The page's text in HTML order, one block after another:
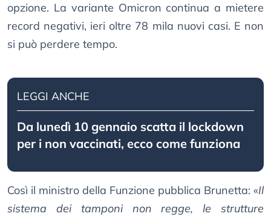
opzione. La variante Omicron continua a mietere
record negativi, ieri oltre 78 mila nuovi casi. E non
si può perdere tempo.
LEGGI ANCHE
Da lunedì 10 gennaio scatta il lockdown
per i non vaccinati, ecco come funziona
Così il ministro della Funzione pubblica Brunetta: «Il
sistema dei tamponi non regge, le strutture